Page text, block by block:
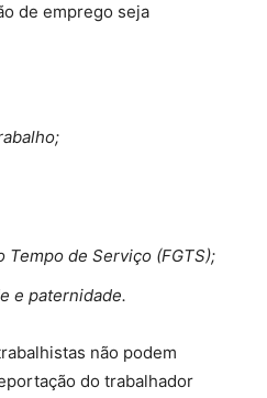
de emprego seja
Tempo de Serviço (FGTS);
e paternidade.
não podem
do trabalhador